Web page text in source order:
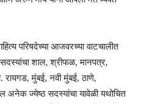
परिषदेच्या आजवरच्या वाटचालीत
शाल, श्रीफळ, मानपत्र,
मुंबई, नवी मुंबई, ठाणे,
अनेक ज्येष्ठ सदस्यांचा यावेळी यथोचित